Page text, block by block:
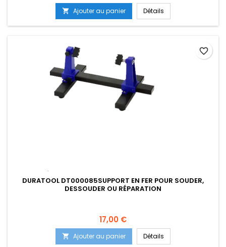
 Ajouter au panier Détails
DURATOOL DT000085SUPPORT EN FER POUR SOUDER,
DESSOUDER OU RÉPARATION
Prix
17,00 €
 Ajouter au panier Détails
favorite_border